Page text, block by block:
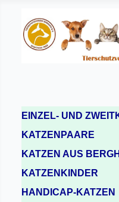
EINZEL- UND
KATZENPAARE
KATZEN AUS
KATZENKINDER
HANDICAP-KATZEN